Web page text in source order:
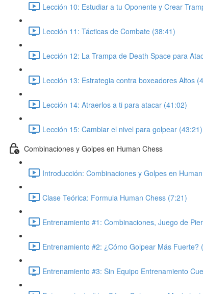
Lección 10: Estudiar a tu Oponente y Crear
Lección 11: Tácticas de Combate (38:41)
Lección 12: La Trampa de Death Space para
Lección 13: Estrategia contra boxeadores Altos
Lección 14: Atraerlos a ti para atacar (41:02)
Lección 15: Cambiar el nivel para golpear (43:21)
Combinaciones y Golpes en Human Chess
Introducción: Combinaciones y Golpes en
Clase Teórica: Formula Human Chess (7:21)
Entrenamiento #1: Combinaciones, Juego de
Entrenamiento #2: ¿Cómo Golpear Más Fuerte?
Entrenamiento #3: Sin Equipo Entrenamiento